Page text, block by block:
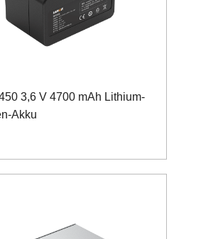
3,6 V 4700 mAh Lithium-
Akku